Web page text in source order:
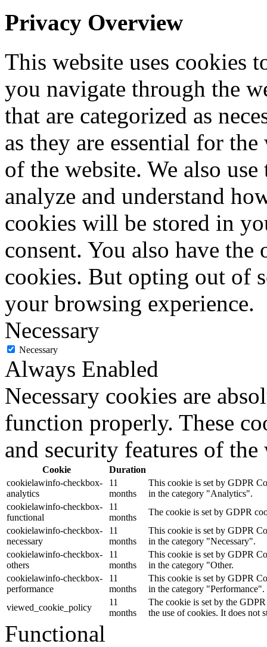
Privacy Overview
This website uses cookies
you navigate through the
that are categorized as
as they are essential for
of the website. We also
analyze and understand
cookies will be stored in
consent. You also have
cookies. But opting out of
your browsing experience.
Necessary
Necessary
Always Enabled
Necessary cookies are
function properly. These
and security features of
Cookie
Duration
cookielawinfo-checkbox-
analytics
11
months
This cookie is set by GDPR
in the category "Analytics".
cookielawinfo-checkbox-
functional
11
months
The cookie is set by GDPR
cookielawinfo-checkbox-
necessary
11
months
This cookie is set by GDPR
in the category "Necessary".
cookielawinfo-checkbox-
others
11
months
This cookie is set by GDPR
in the category "Other.
cookielawinfo-checkbox-
performance
11
months
This cookie is set by GDPR
in the category "Performance".
viewed_cookie_policy
11
months
The cookie is set by the
the use of cookies. It does not
Functional